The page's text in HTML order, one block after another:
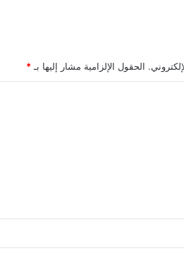
الحقول الإلزامية مشار إليها بـ *